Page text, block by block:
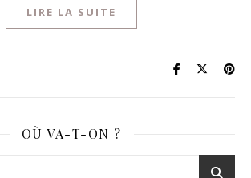
LIRE LA SUITE
OÙ VA-T-ON ?